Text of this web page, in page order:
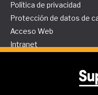
Política de privacidad
Protección de datos de
Acceso Web
Intranet